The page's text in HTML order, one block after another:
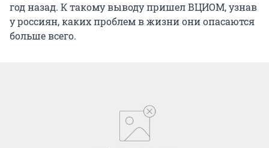
год назад. К такому выводу пришел ВЦИОМ, узнав
у россиян, каких проблем в жизни они опасаются
больше всего.